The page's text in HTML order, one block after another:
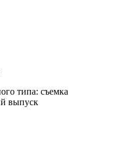
типа: съемка
выпуск